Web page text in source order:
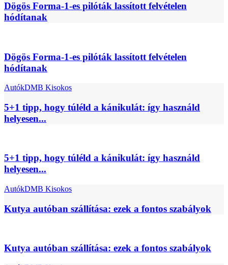
Dögös Forma-1-es pilóták lassított felvételen
hódítanak
Dögös Forma-1-es pilóták lassított felvételen
hódítanak
AutókDMB Kisokos
5+1 tipp, hogy túléld a kánikulát: így használd
helyesen...
5+1 tipp, hogy túléld a kánikulát: így használd
helyesen...
AutókDMB Kisokos
Kutya autóban szállítása: ezek a fontos szabályok
Kutya autóban szállítása: ezek a fontos szabályok